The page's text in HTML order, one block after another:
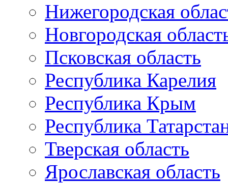
Нижегородская
Новгородская
Псковская область
Республика Карелия
Республика Крым
Республика
Тверская область
Ярославская область